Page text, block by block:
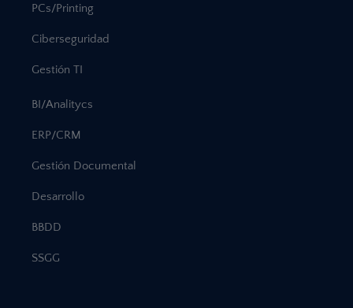
PCs/Printing
Ciberseguridad
Gestión TI
BI/Analitycs
ERP/CRM
Gestión Documental
Desarrollo
BBDD
SSGG